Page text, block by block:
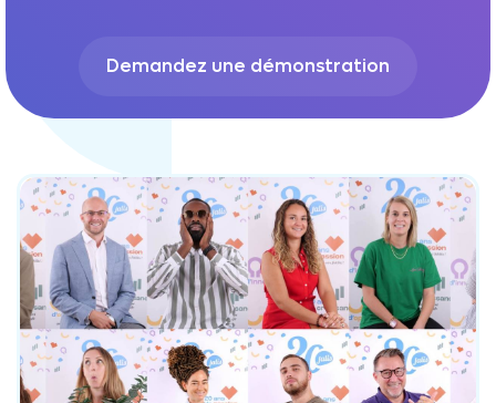
Demandez une démonstration